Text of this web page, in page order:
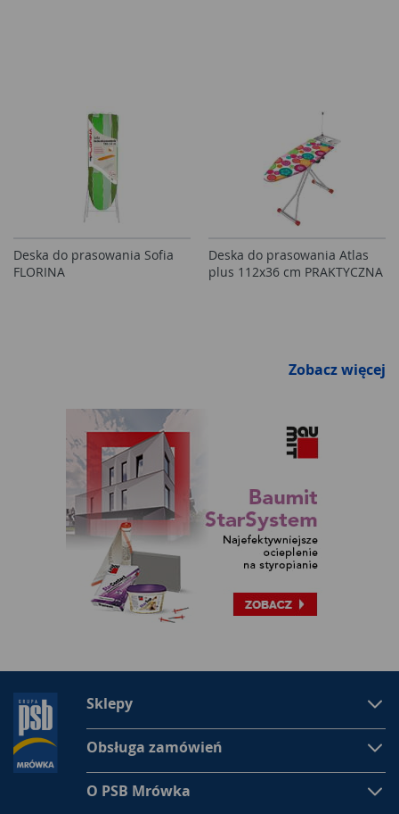
Deska do prasowania Sofia
FLORINA
Deska do prasowania Atlas
plus 112x36 cm PRAKTYCZNA
Zobacz więcej
Sklepy
Obsługa zamówień
O PSB Mrówka